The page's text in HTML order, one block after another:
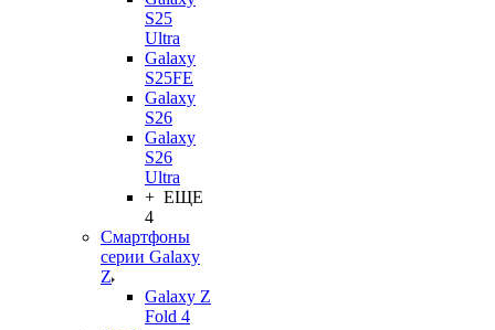
S25
Ultra
Galaxy
S25FE
Galaxy
S26
Galaxy
S26
Ultra
+ ЕЩЕ
4
Смартфоны
серии Galaxy
Z
Galaxy Z
Fold 4